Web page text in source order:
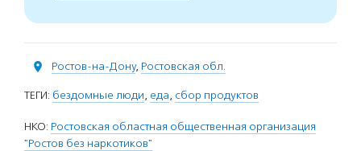
Ростов-на-Дону, Ростовская обл.
ТЕГИ: бездомные люди, еда, сбор продуктов
НКО: Ростовская областная общественная организация
"Ростов без наркотиков"